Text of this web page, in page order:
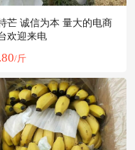
诚信为本 量大的电商
欢迎来电
/斤